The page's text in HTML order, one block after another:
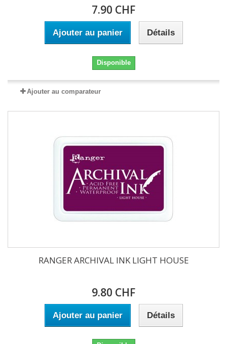
7.90 CHF
Ajouter au panier Détails
Disponible
Ajouter au comparateur
RANGER ARCHIVAL INK LIGHT HOUSE
9.80 CHF
Ajouter au panier Détails